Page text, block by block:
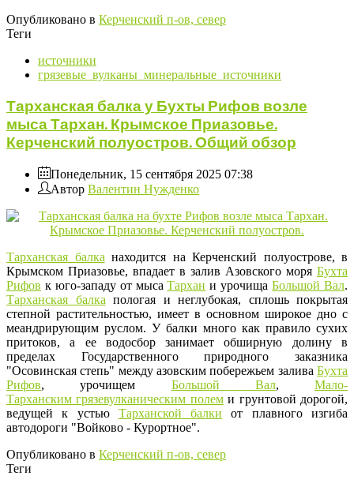
Опубликовано в Керченский п-ов, север
Теги
источники
грязевые_вулканы_минеральные_источники
Тарханская балка у Бухты Рифов возле
мыса Тархан. Крымское Приазовье.
Керченский полуостров. Общий обзор
Понедельник, 15 сентября 2025 07:38
Автор Валентин Нужденко
Тарханская балка находится на Керченский полуострове, в
Крымском Приазовье, впадает в залив Азовского моря Бухта
Рифов к юго-западу от мысаТархан и урочищаБольшой Вал.
Тарханская балка пологая и неглубокая, сплошь покрытая
степной растительностью, имеет в основном широкое дно с
меандрирующим руслом. У балки много как правило сухих
притоков, а ее водосбор занимает обширную долину в
пределах Государственного природного заказника
"Осовинская степь" между азовским побережьем залива Бухта
Рифов, урочищем Большой Вал, Мало-
Тарханским грязевулканическим полеми грунтовой дорогой,
ведущей к устью Тарханской балки от плавного изгиба
автодороги "Войково - Курортное".
Опубликовано в Керченский п-ов, север
Теги